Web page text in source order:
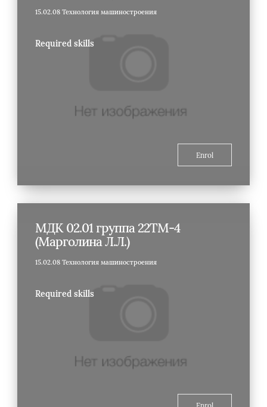
15.02.08 Технология машиностроения
Required skills
Enrol
МДК 02.01 группа 22ТМ-4
(Марголина Л.Л.)
15.02.08 Технология машиностроения
Required skills